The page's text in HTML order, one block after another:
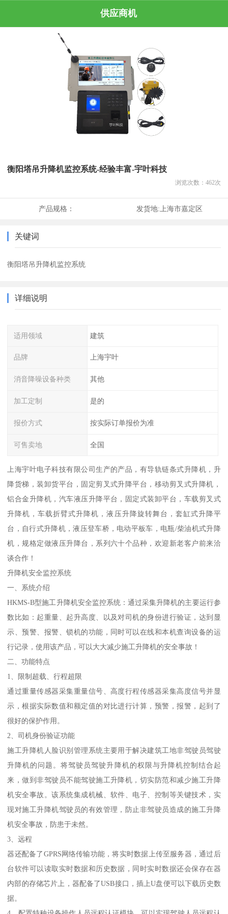
供应商机
衡阳塔吊升降机监控系统-经验丰富-宇叶科技
浏览次数： 462次
产品规格： 发货地:上海市嘉定区
关键词
衡阳塔吊升降机监控系统
详细说明
适用领域 建筑
品牌 上海宇叶
消音降噪设备种类 其他
加工定制 是的
报价方式 按实际订单报价为准
可售卖地 全国
上海宇叶电子科技有限公司生产的产品，有导轨链条式升降机，升
降货梯，装卸货平台，固定剪叉式升降平台，移动剪叉式升降机，
铝合金升降机，汽车液压升降平台，固定式装卸平台，车载剪叉式
升降机，车载折臂式升降机，液压升降旋转舞台，套缸式升降平
台，自行式升降机，液压登车桥，电动平板车，电瓶/柴油机式升降
机，规格定做液压升降台，系列六十个品种，欢迎新老客户前来洽
谈合作！
升降机安全监控系统
一、系统介绍
HKMS-B型施工升降机安全监控系统：通过采集升降机的主要运行参
数比如：起重量、起升高度、以及对司机的身份进行验证，达到显
示、预警、报警、锁机的功能，同时可以在线和本机查询设备的运
行记录，使用该产品，可以大大减少施工升降机的安全事故！
二、功能特点
1、限制超载、行程超限
通过重量传感器采集重量信号、高度行程传感器采集高度信号并显
示，根据实际数值和额定值的对比进行计算，预警，报警，起到了
很好的保护作用。
2、司机身份验证功能
施工升降机人脸识别管理系统主要用于解决建筑工地非驾驶员驾驶
升降机的问题。将驾驶员驾驶升降机的权限与升降机控制结合起
来，做到非驾驶员不能驾驶施工升降机，切实防范和减少施工升降
机安全事故。该系统集成机械、软件、电子、控制等关键技术，实
现对施工升降机驾驶员的有效管理，防止非驾驶员造成的施工升降
机安全事故，防患于未然。
3、远程
器还配备了GPRS网络传输功能，将实时数据上传至服务器，通过后
台软件可以读取实时数据和历史数据，同时实时数据还会保存在器
内部的存储芯片上，器配备了USB接口，插上U盘便可以下载历史数
据。